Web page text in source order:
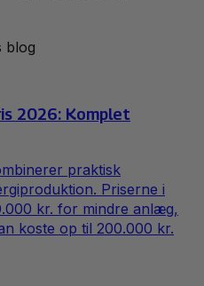
blog
2026: Komplet
praktisk
Priserne i
kr. for mindre anlæg,
koste op til 200.000 kr.